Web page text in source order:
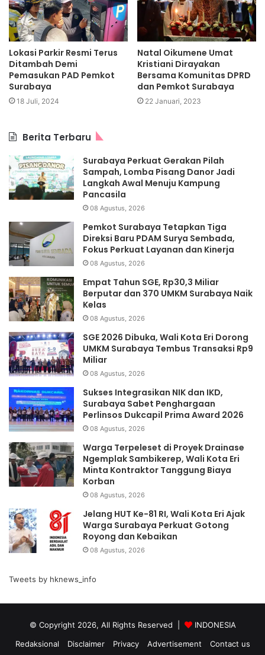
Lokasi Parkir Resmi Terus
Ditambah Demi
Pemasukan PAD Pemkot
Surabaya
18 Juli, 2024
Natal Oikumene Umat
Kristiani Dirayakan
Bersama Komunitas DPRD
dan Pemkot Surabaya
22 Januari, 2023
Berita Terbaru
Surabaya Perkuat Gerakan Pilah
Sampah, Lomba Pisang Danor Jadi
Langkah Awal Menuju Kampung
Pancasila
08 Agustus, 2026
Pemkot Surabaya Tetapkan Tiga
Direksi Baru PDAM Surya Sembada,
Fokus Perkuat Layanan dan Kinerja
08 Agustus, 2026
Empat Tahun SGE, Rp30,3 Miliar
Berputar dan 370 UMKM Surabaya Naik
Kelas
08 Agustus, 2026
SGE 2026 Dibuka, Wali Kota Eri Dorong
UMKM Surabaya Tembus Transaksi Rp9
Miliar
08 Agustus, 2026
Sukses Integrasikan NIK dan IKD,
Surabaya Sabet Penghargaan
Perlinsos Dukcapil Prima Award 2026
08 Agustus, 2026
Warga Terpeleset di Proyek Drainase
Ngemplak Sambikerep, Wali Kota Eri
Minta Kontraktor Tanggung Biaya
Korban
08 Agustus, 2026
Jelang HUT Ke-81 RI, Wali Kota Eri Ajak
Warga Surabaya Perkuat Gotong
Royong dan Kebaikan
08 Agustus, 2026
Tweets by hknews_info
© Copyright 2026, All Rights Reserved |
INDONESIA
Redaksional
Disclaimer Privacy Advertisement Contact us